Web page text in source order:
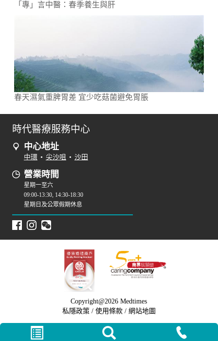
「專」言中醫：春季養生與肝
春天濕氣重脾胃差 宜少吃菇菌避免胃脹
時代醫療服務中心
中心地址
中環 • 尖沙咀 • 沙田
營業時間
星期一至六
09:00-13:30, 14:30-18:30
星期日及公眾假期休息
Copyright@2026 Medtimes
私隱政策 / 使用條款/ 網站地圖